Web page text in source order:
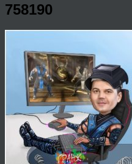
758190